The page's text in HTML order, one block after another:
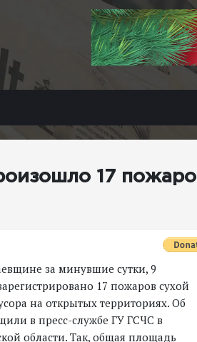
17
за минувшие сутки, 9
17 пожаров сухой
на открытых территориях. Об
в пресс-службе ГУ ГСЧС в
области. Так, общая площадь